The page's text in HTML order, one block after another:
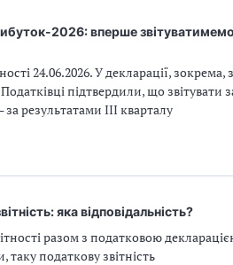
2026: вперше звітуватимемо
24.06.2026. У декларації, зокрема,
підтвердили, що звітувати
результатами ІІІ кварталу
яка відповідальність?
разом з податковою
таку податкову звітність